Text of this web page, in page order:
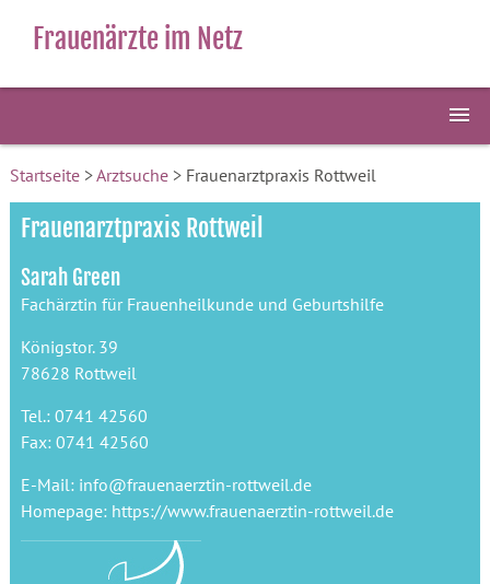
Frauenärzte im Netz
Startseite>Arztsuche> Frauenarztpraxis Rottweil
Frauenarztpraxis Rottweil
Sarah Green
Fachärztin für Frauenheilkunde und Geburtshilfe
Königstor. 39
78628 Rottweil
Tel.: 0741 42560
Fax: 0741 42560
E-Mail: info@frauenaerztin-rottweil.de
Homepage: https://www.frauenaerztin-rottweil.de